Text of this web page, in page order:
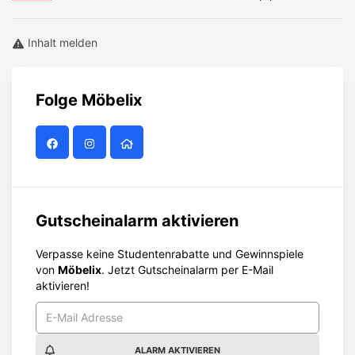
Inhalt melden
Folge Möbelix
Gutscheinalarm aktivieren
Verpasse keine Studentenrabatte und Gewinnspiele
von Möbelix. Jetzt Gutscheinalarm per E-Mail
aktivieren!
ALARM AKTIVIEREN